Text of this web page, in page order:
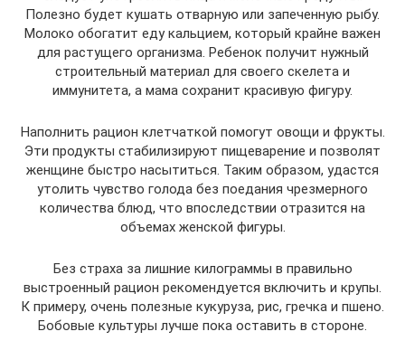
Полезно будет кушать отварную или запеченную рыбу.
Молоко обогатит еду кальцием, который крайне важен
для растущего организма. Ребенок получит нужный
строительный материал для своего скелета и
иммунитета, а мама сохранит красивую фигуру.
Наполнить рацион клетчаткой помогут овощи и фрукты.
Эти продукты стабилизируют пищеварение и позволят
женщине быстро насытиться. Таким образом, удастся
утолить чувство голода без поедания чрезмерного
количества блюд, что впоследствии отразится на
объемах женской фигуры.
Без страха за лишние килограммы в правильно
выстроенный рацион рекомендуется включить и крупы.
К примеру, очень полезные кукуруза, рис, гречка и пшено.
Бобовые культуры лучше пока оставить в стороне.